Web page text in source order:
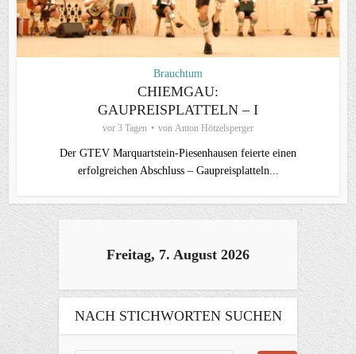
Brauchtum
CHIEMGAU:
GAUPREISPLATTELN – I
vor 3 Tagen von Anton Hötzelsperger
Der GTEV Marquartstein-Piesenhausen feierte einen
erfolgreichen Abschluss – Gaupreisplatteln...
Freitag, 7. August 2026
NACH STICHWORTEN SUCHEN